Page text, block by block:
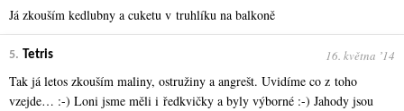
Já zkouším kedlubny a cuketu v truhlíku na balkoně
5. Tetris 16. května ʼ14
Tak já letos zkouším maliny, ostružiny a angrešt. Uvidíme co z toho
vzejde… :-) Loni jsme měli i ředkvičky a byly výborné :-) Jahody jsou